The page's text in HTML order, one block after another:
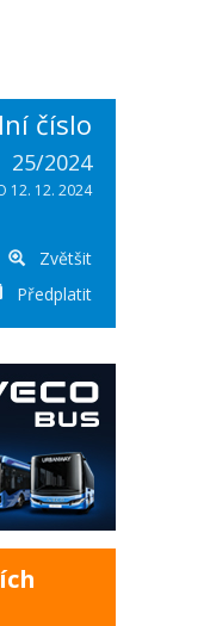
číslo
25/2024
12. 12. 2024
Zvětšit
Předplatit